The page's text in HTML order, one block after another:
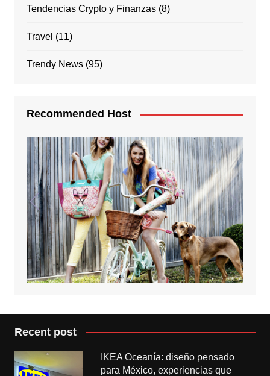
Tendencias Crypto y Finanzas(8)
Travel (11)
Trendy News(95)
Recommended Host
Recent post
IKEA Oceanía: diseño pensado
para México, experiencias que